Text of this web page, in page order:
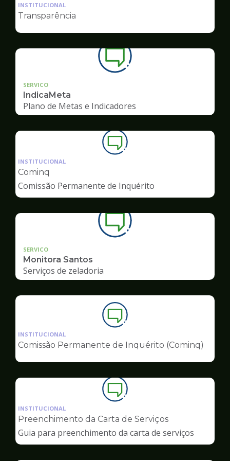
Ouvidoria
INSTITUCIONAL
Transparência
SERVICO
IndicaMeta
Plano de Metas e Indicadores
Ilustração
da
de
Ouvidoria
INSTITUCIONAL
Cominq
Comissão Permanente de Inquérito
SERVICO
Monitora Santos
Serviços de zeladoria
Ilustração
da
pagina
Ouvidoria
INSTITUCIONAL
Comissão Permanente de Inquérito (Cominq)
Ilustração
da
pagina
de
Ouvidoria
INSTITUCIONAL
Preenchimento da Carta de Serviços
Guia para preenchimento da carta de serviços